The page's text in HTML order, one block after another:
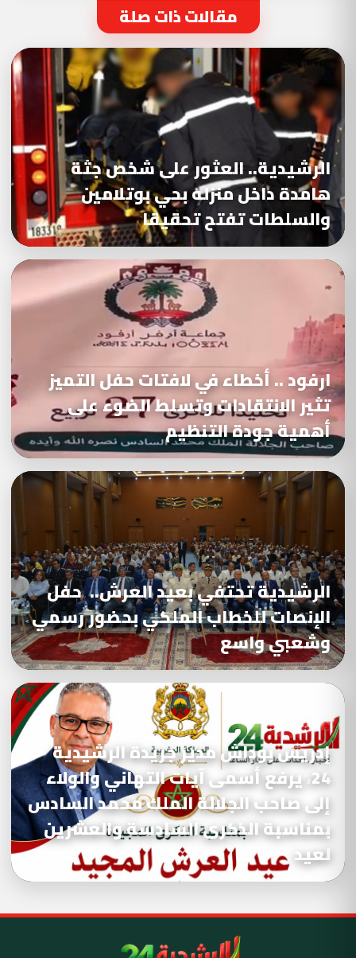
مقالات ذات صلة
الرشيدية.. العثور على شخص جثة
هامدة داخل منزله بحي بوتلامين
والسلطات تفتح تحقيقا
ارفود .. أخطاء في لافتات حفل التميز
تثير الانتقادات وتسلط الضوء على
أهمية جودة التنظيم
الرشيدية تحتفي بعيد العرش.. حفل
الإنصات للخطاب الملكي بحضور رسمي
وشعبي واسع
إدريس بوداش مدير جريدة الرشيدية
24، يرفع أسمى آيات التهاني والولاء
إلى صاحب الجلالة الملك محمد السادس
بمناسبة الذكرى السادسة والعشرين
لعيد